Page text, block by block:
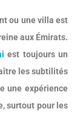
ou une villa est
aux Émirats.
est toujours un
les subtilités
une expérience
surtout pour les